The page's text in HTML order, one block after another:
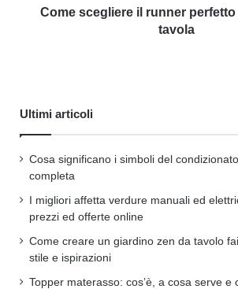
Come scegliere il runner
tavola
Ultimi articoli
Cosa significano i simboli del
completa
I migliori affetta verdure manuali ed
prezzi ed offerte online
Come creare un giardino zen da tavolo
stile e ispirazioni
Topper materasso: cos’è, a cosa serve e